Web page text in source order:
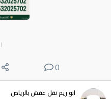
0
ابو ريم نقل عفش بالرياض